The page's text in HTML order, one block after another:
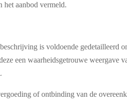
het aanbod vermeld.
is voldoende gedetailleerd
een waarheidsgetrouwe weergave
of ontbinding van de